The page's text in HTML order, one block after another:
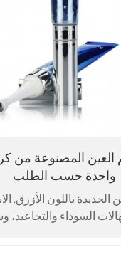
العين المصنوعة من
واحدة حسب الطلب
الجديدة باللون الأزرق.